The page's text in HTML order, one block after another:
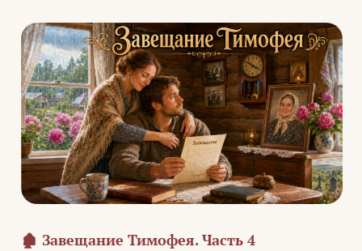
🏚️ Завещание Тимофея. Часть 4